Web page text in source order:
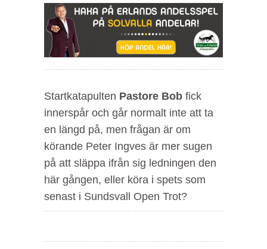
Startkatapulten Pastore Bob fick
innerspår och går normalt inte att ta
en längd på, men frågan är om
körande Peter Ingves är mer sugen
på att släppa ifrån sig ledningen den
här gången, eller köra i spets som
senast i Sundsvall Open Trot?